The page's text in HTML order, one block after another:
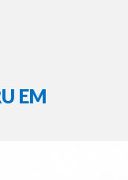
EM